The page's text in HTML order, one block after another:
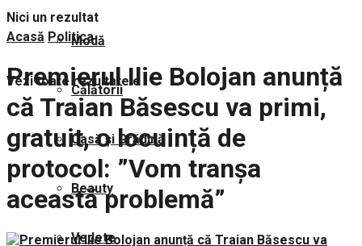
Modă
Călătorii
Casă și Grădină
Beauty
Vedete
Nici un rezultat
Vezi toate rezultatele
Acasă Politica
Premierul Ilie Bolojan anunță
că Traian Băsescu va primi,
gratuit, o locuință de
protocol: ”Vom tranșa
această problemă”